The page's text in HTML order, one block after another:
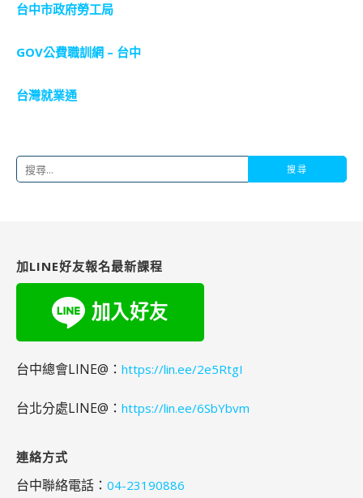
台中市政府勞工局
GOV公費職訓網 – 台中
台灣就業通
搜
字:
加LINE好友報名最新課程
台中總會LINE@： https://lin.ee/2e5RtgI
台北分處LINE@： https://lin.ee/6SbYbvm
連絡方式
台中聯絡電話： 04-23190886